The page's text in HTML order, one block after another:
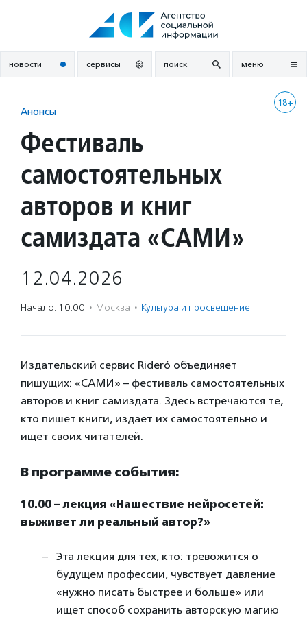
новости сервисы поиск меню
18+
Анонсы
Фестиваль
самостоятельных
авторов и книг
самиздата «САМИ»
12.04.2026
Начало: 10:00 · Москва · Культура и просвещение
Издательский сервис Rideró объединяет
пишущих: «САМИ» – фестиваль самостоятельных
авторов и книг самиздата. Здесь встречаются те,
кто пишет книги, издает их самостоятельно и
ищет своих читателей.
В программе события:
10.00 – лекция «Нашествие нейросетей:
выживет ли реальный автор?»
Эта лекция для тех, кто: тревожится о
будущем профессии, чувствует давление
«нужно писать быстрее и больше» или
ищет способ сохранить авторскую магию